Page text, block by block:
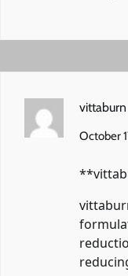
vittaburn
October
**